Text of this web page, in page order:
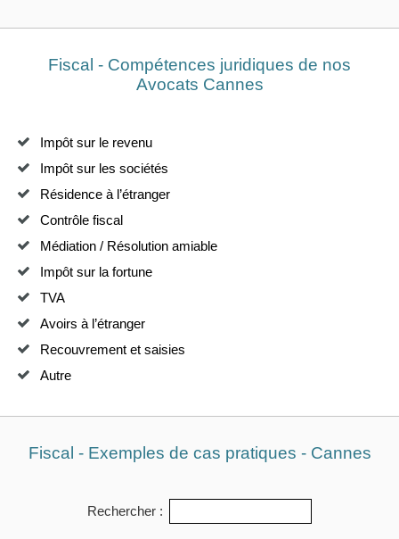
Fiscal - Compétences juridiques de nos
Avocats Cannes
Impôt sur le revenu
Impôt sur les sociétés
Résidence à l’étranger
Contrôle fiscal
Médiation / Résolution amiable
Impôt sur la fortune
TVA
Avoirs à l’étranger
Recouvrement et saisies
Autre
Fiscal - Exemples de cas pratiques - Cannes
Rechercher :